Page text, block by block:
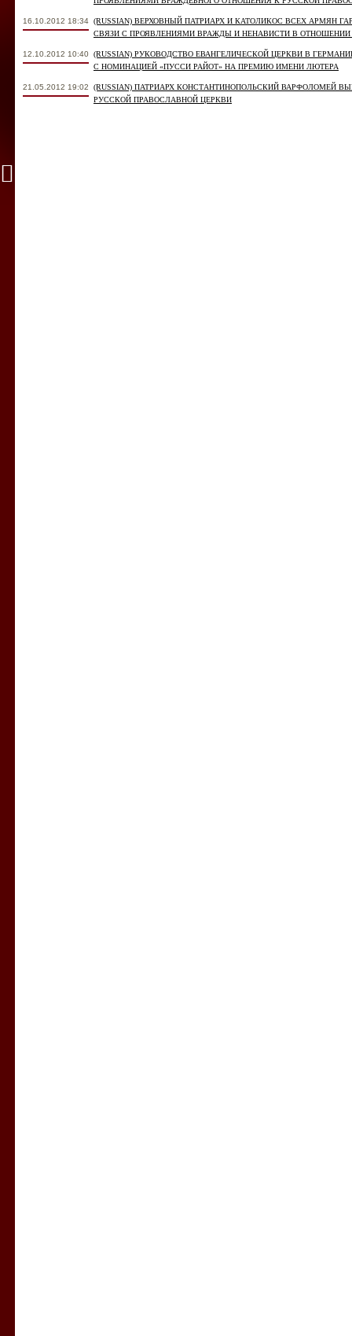
16.10.2012 18:34 (RUSSIAN) ВЕРХОВНЫЙ ПАТРИАРХ И КАТОЛИКОС ВСЕХ АРМЯН
СВЯЗИ С ПРОЯВЛЕНИЯМИ ВРАЖДЫ И НЕНАВИСТИ В ОТНОШЕНИИ
12.10.2012 10:40 (RUSSIAN) РУКОВОДСТВО ЕВАНГЕЛИЧЕСКОЙ ЦЕРКВИ В
С НОМИНАЦИЕЙ «ПУССИ РАЙОТ» НА ПРЕМИЮ ИМЕНИ ЛЮТЕРА
21.05.2012 19:02
(RUSSIAN) ПАТРИАРХ КОНСТАНТИНОПОЛЬСКИЙ ВАРФОЛОМЕЙ
РУССКОЙ ПРАВОСЛАВНОЙ ЦЕРКВИ